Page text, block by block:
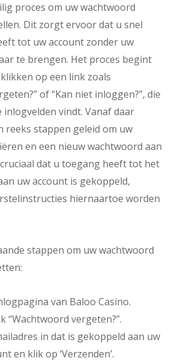
proces om uw wachtwoord
Dit zorgt ervoor dat u snel
tot uw account zonder uw
te brengen. Het proces begint
op een link zoals
of “Kan niet inloggen?”, die
inlogvelden vindt. Vanaf daar
reeks stappen geleid om uw
en een nieuw wachtwoord aan
dat u toegang heeft tot het
uw account is gekoppeld,
hiernaartoe worden
stappen om uw wachtwoord
van Baloo Casino.
“Wachtwoord vergeten?”.
in dat is gekoppeld aan uw
en klik op ‘Verzenden’.